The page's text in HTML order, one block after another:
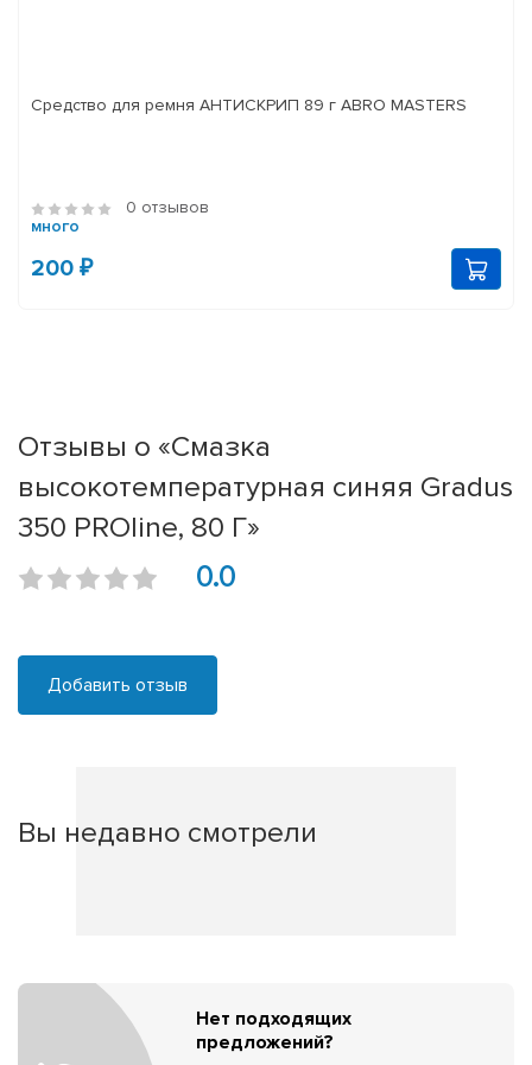
Средство для ремня АНТИСКРИП 89 г ABRO MASTERS
0 отзывов
много
200 ₽
Отзывы о «Смазка
высокотемпературная синяя Gradus
350 PROline, 80 Г»
0.0
Добавить отзыв
Вы недавно смотрели
Нет подходящих
предложений?